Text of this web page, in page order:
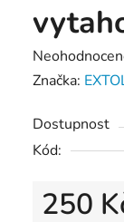
Průměrné
hodnocení
je
0,0
Značka:
Dostupnost
Kód:
250